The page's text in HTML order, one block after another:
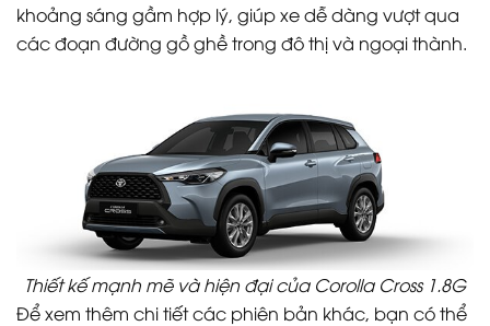
khoảng sáng gầm hợp lý, giúp xe dễ dàng vượt qua
các đoạn đường gồ ghề trong đô thị và ngoại thành.
Thiết kế mạnh mẽ và hiện đại của Corolla Cross 1.8G
Để xem thêm chi tiết các phiên bản khác, bạn có thể